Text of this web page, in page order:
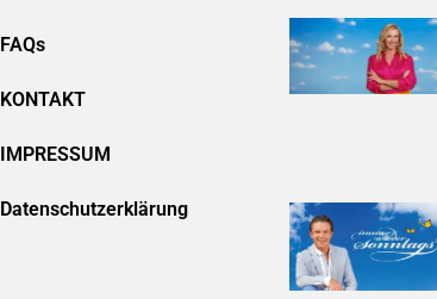
FAQs
KONTAKT
IMPRESSUM
Datenschutzerklärung